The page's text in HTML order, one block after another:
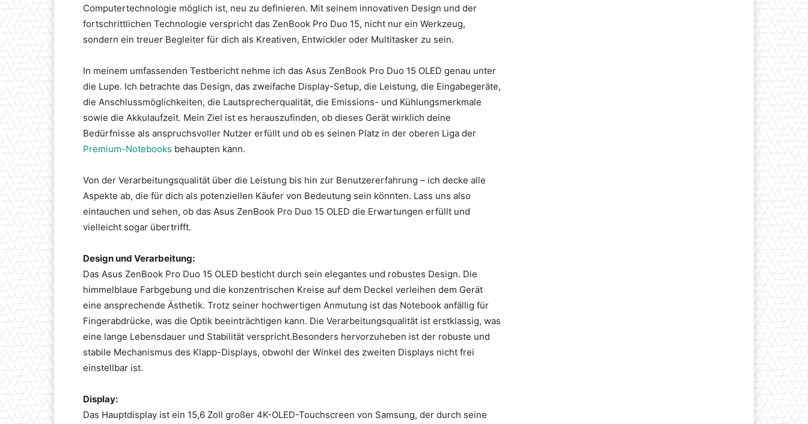
Computertechnologie möglich ist, neu zu definieren. Mit seinem innovativen Design und der
fortschrittlichen Technologie verspricht das ZenBook Pro Duo 15, nicht nur ein Werkzeug,
sondern ein treuer Begleiter für dich als Kreativen, Entwickler oder Multitasker zu sein.
In meinem umfassenden Testbericht nehme ich das Asus ZenBook Pro Duo 15 OLED genau unter
die Lupe. Ich betrachte das Design, das zweifache Display-Setup, die Leistung, die Eingabegeräte,
die Anschlussmöglichkeiten, die Lautsprecherqualität, die Emissions- und Kühlungsmerkmale
sowie die Akkulaufzeit. Mein Ziel ist es herauszufinden, ob dieses Gerät wirklich deine
Bedürfnisse als anspruchsvoller Nutzer erfüllt und ob es seinen Platz in der oberen Liga der
Premium-Notebooks behaupten kann.
Von der Verarbeitungsqualität über die Leistung bis hin zur Benutzererfahrung – ich decke alle
Aspekte ab, die für dich als potenziellen Käufer von Bedeutung sein könnten. Lass uns also
eintauchen und sehen, ob das Asus ZenBook Pro Duo 15 OLED die Erwartungen erfüllt und
vielleicht sogar übertrifft.
Design und Verarbeitung:
Das Asus ZenBook Pro Duo 15 OLED besticht durch sein elegantes und robustes Design. Die
himmelblaue Farbgebung und die konzentrischen Kreise auf dem Deckel verleihen dem Gerät
eine ansprechende Ästhetik. Trotz seiner hochwertigen Anmutung ist das Notebook anfällig für
Fingerabdrücke, was die Optik beeinträchtigen kann. Die Verarbeitungsqualität ist erstklassig, was
eine lange Lebensdauer und Stabilität verspricht.Besonders hervorzuheben ist der robuste und
stabile Mechanismus des Klapp-Displays, obwohl der Winkel des zweiten Displays nicht frei
einstellbar ist.
Display:
Das Hauptdisplay ist ein 15,6 Zoll großer 4K-OLED-Touchscreen von Samsung, der durch seine